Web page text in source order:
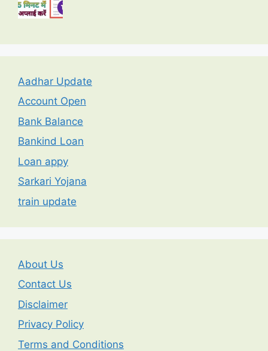
Aadhar Update
Account Open
Bank Balance
Bankind Loan
Loan appy
Sarkari Yojana
train update
About Us
Contact Us
Disclaimer
Privacy Policy
Terms and Conditions